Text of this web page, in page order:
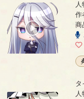
タイトルコ
人
作
商
タ
人